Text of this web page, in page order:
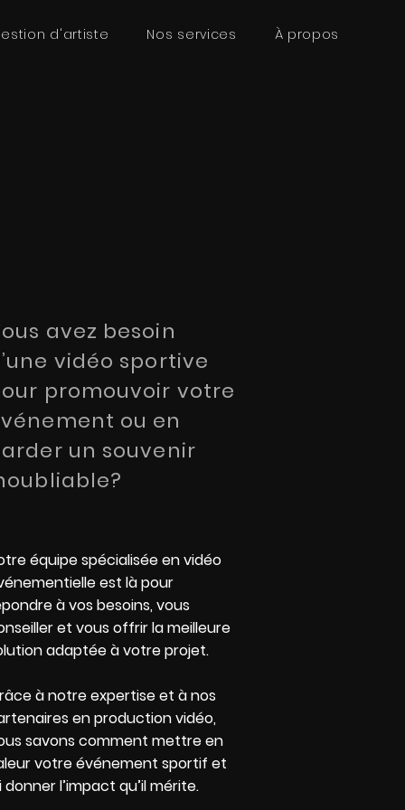
d'artiste Nos services À propos
avez besoin
vidéo sportive
promouvoir votre
ou en
un souvenir
équipe spécialisée en vidéo
est là pour
à vos besoins, vous
et vous offrir la meilleure
adaptée à votre projet.
à notre expertise et à nos
en production vidéo,
savons comment mettre en
votre événement sportif et
donner l’impact qu’il mérite.